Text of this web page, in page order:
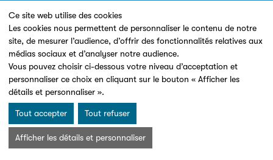
Ce site web utilise des cookies
Les cookies nous permettent de personnaliser le contenu de notre
site, de mesurer l’audience, d’offrir des fonctionnalités relatives aux
médias sociaux et d’analyser notre audience.
Vous pouvez choisir ci-dessous votre niveau d’acceptation et
personnaliser ce choix en cliquant sur le bouton « Afficher les
détails et personnaliser ».
Tout accepter Tout refuser
Afficher les détails et personnaliser
Un site conçu en partenariat avec le
Mentions légales & Conditions d’utilisation
Charte Cookies
© Les Éditeurs d’Éducation - SNE 2026
Clic.EDIt
Clic.EDIt, pour faciliter les échanges informatisés entre
tous les acteurs de la filière de la fabrication de livres.